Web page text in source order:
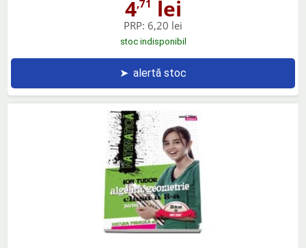
4,71 lei
PRP: 6,20 lei
stoc indisponibil
➤ alertă stoc